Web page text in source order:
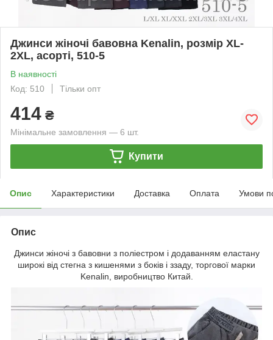
Джинси жіночі бавовна Kenalin, розмір XL-
2XL, асорті, 510-5
В наявності
Код: 510
Тільки опт
414 ₴
Мінімальне замовлення — 6 шт.
Купити
Опис Характеристики Доставка Оплата Умови
Опис
Джинси жіночі з бавовни з поліестром і додаванням еластану
широкі від стегна з кишенями з боків і ззаду, торгової марки
Kenalin, виробництво Китай.